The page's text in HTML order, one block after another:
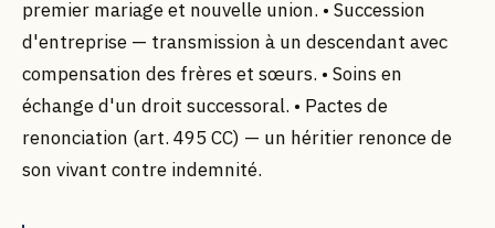
premier mariage et nouvelle union. • Succession
d'entreprise — transmission à un descendant avec
compensation des frères et sœurs. • Soins en
échange d'un droit successoral. • Pactes de
renonciation (art. 495 CC) — un héritier renonce de
son vivant contre indemnité.